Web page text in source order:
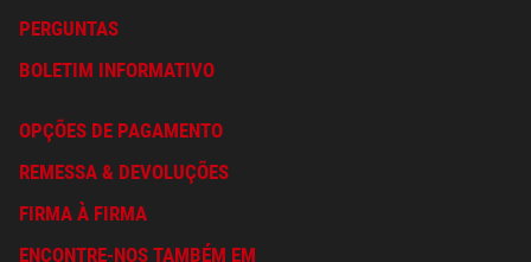
PERGUNTAS
BOLETIM INFORMATIVO
OPÇÕES DE PAGAMENTO
REMESSA & DEVOLUÇÕES
FIRMA À FIRMA
ENCONTRE-NOS TAMBÉM EM